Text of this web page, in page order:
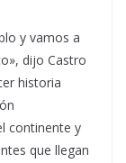
y vamos a
dijo Castro
historia
continente y
que llegan